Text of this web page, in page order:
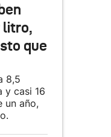
litro,
que
8,5
y casi 16
un año,